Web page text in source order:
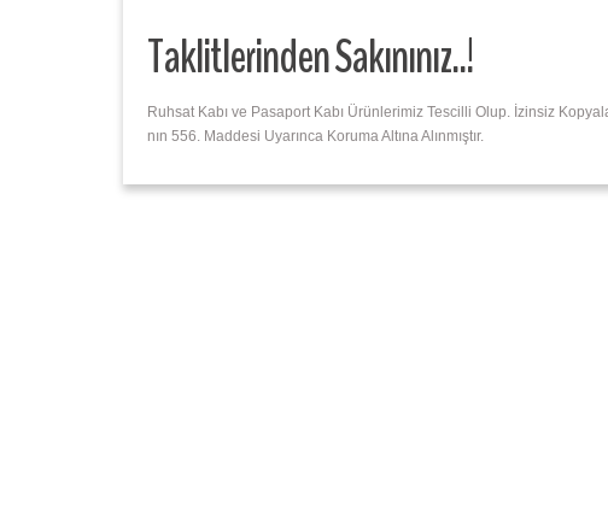
Taklitlerinden Sakınınız..!
Ruhsat Kabı ve Pasaport Kabı Ürünlerimiz Tescilli Olup. İzinsiz
nın 556. Maddesi Uyarınca Koruma Altına Alınmıştır.